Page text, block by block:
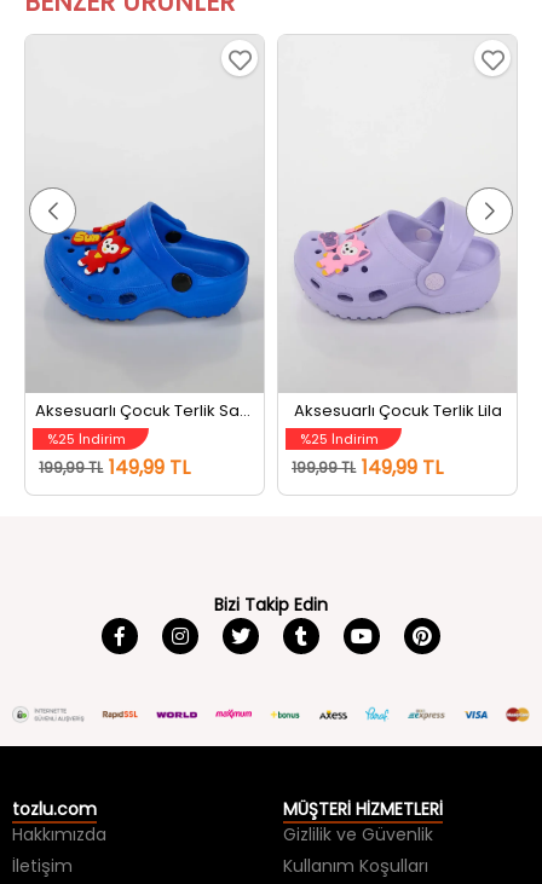
Aksesuarlı Çocuk Terlik Saksmavisi
%25 İndirim
199,99 TL 149,99 TL
Aksesuarlı Çocuk Terlik Lila
%25 İndirim
199,99 TL 149,99 TL
Bizi Takip Edin
tozlu.com
Hakkımızda
İletişim
MÜŞTERİ HİZMETLERİ
Gizlilik ve Güvenlik
Kullanım Koşulları